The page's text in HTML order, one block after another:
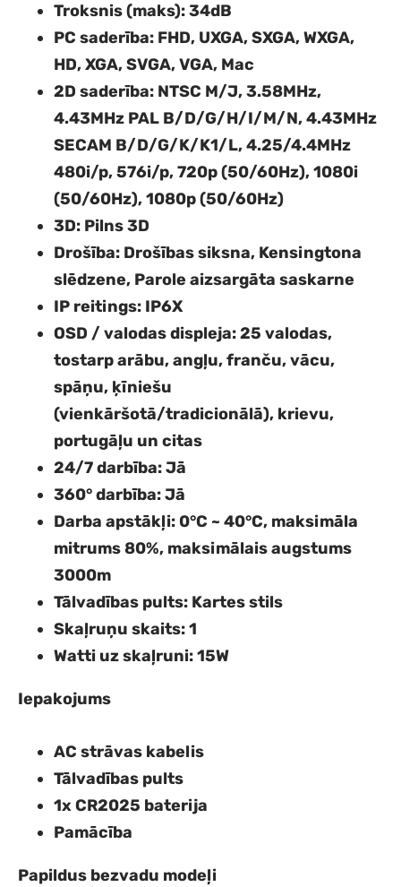
Troksnis (maks): 34dB
PC saderība: FHD, UXGA, SXGA, WXGA,
HD, XGA, SVGA, VGA, Mac
2D saderība: NTSC M/J, 3.58MHz,
4.43MHz PAL B/D/G/H/I/M/N, 4.43MHz
SECAM B/D/G/K/K1/L, 4.25/4.4MHz
480i/p, 576i/p, 720p (50/60Hz), 1080i
(50/60Hz), 1080p (50/60Hz)
3D: Pilns 3D
Drošība: Drošības siksna, Kensingtona
slēdzene, Parole aizsargāta saskarne
IP reitings: IP6X
OSD / valodas displeja: 25 valodas,
tostarp arābu, angļu, franču, vācu,
spāņu, ķīniešu
(vienkāršotā/tradicionālā), krievu,
portugāļu un citas
24/7 darbība: Jā
360° darbība: Jā
Darba apstākļi: 0°C ~ 40°C, maksimāla
mitrums 80%, maksimālais augstums
3000m
Tālvadības pults: Kartes stils
Skaļruņu skaits: 1
Watti uz skaļruni: 15W
Iepakojums
AC strāvas kabelis
Tālvadības pults
1x CR2025 baterija
Pamācība
Papildus bezvadu modeļi